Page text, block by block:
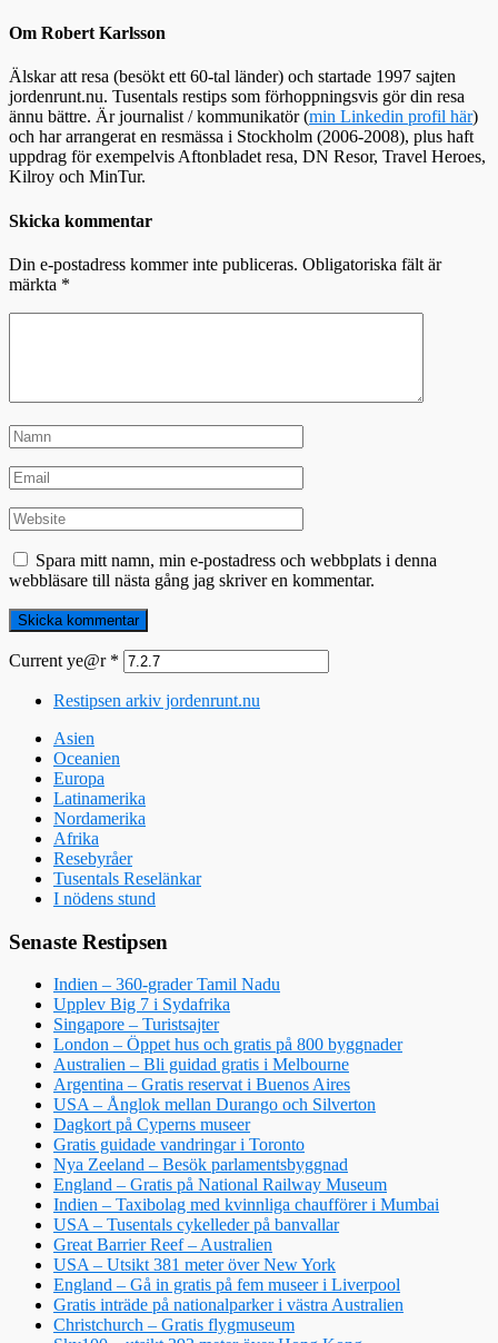
Om Robert Karlsson
Älskar att resa (besökt ett 60-tal länder) och startade 1997 sajten
jordenrunt.nu. Tusentals restips som förhoppningsvis gör din resa
ännu bättre. Är journalist / kommunikatör (min Linkedin profil här)
och har arrangerat en resmässa i Stockholm (2006-2008), plus haft
uppdrag för exempelvis Aftonbladet resa, DN Resor, Travel Heroes,
Kilroy och MinTur.
Skicka kommentar
Din e-postadress kommer inte publiceras. Obligatoriska fält är
märkta *
Spara mitt namn, min e-postadress och webbplats i denna
webbläsare till nästa gång jag skriver en kommentar.
Current ye@r *
Restipsen arkiv jordenrunt.nu
Asien
Oceanien
Europa
Latinamerika
Nordamerika
Afrika
Resebyråer
Tusentals Reselänkar
I nödens stund
Senaste Restipsen
Indien – 360-grader Tamil Nadu
Upplev Big 7 i Sydafrika
Singapore – Turistsajter
London – Öppet hus och gratis på 800 byggnader
Australien – Bli guidad gratis i Melbourne
Argentina – Gratis reservat i Buenos Aires
USA – Ånglok mellan Durango och Silverton
Dagkort på Cyperns museer
Gratis guidade vandringar i Toronto
Nya Zeeland – Besök parlamentsbyggnad
England – Gratis på National Railway Museum
Indien – Taxibolag med kvinnliga chaufförer i Mumbai
USA – Tusentals cykelleder på banvallar
Great Barrier Reef – Australien
USA – Utsikt 381 meter över New York
England – Gå in gratis på fem museer i Liverpool
Gratis inträde på nationalparker i västra Australien
Christchurch – Gratis flygmuseum